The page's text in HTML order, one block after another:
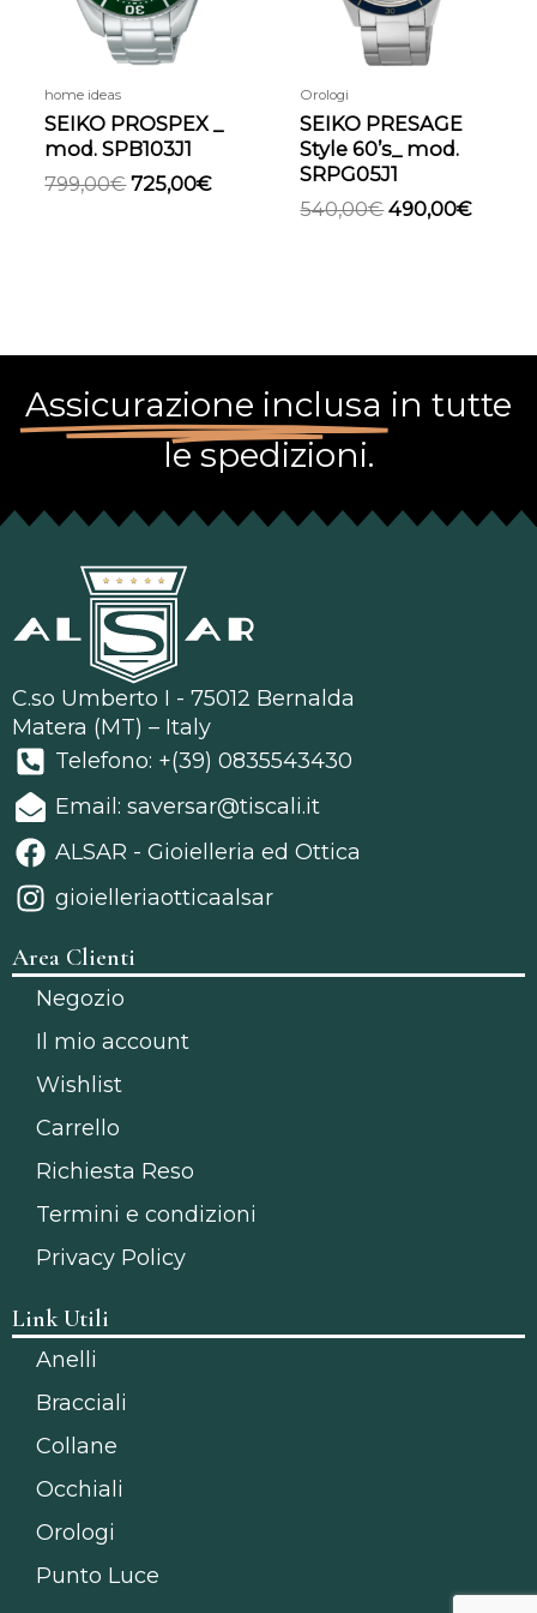
home ideas
SEIKO PROSPEX _
mod. SPB103J1
799,00€ 725,00€
Orologi
SEIKO PRESAGE
Style 60’s_ mod.
SRPG05J1
540,00€ 490,00€
Assicurazione inclusa in tutte
le spedizioni.
C.so Umberto I - 75012 Bernalda
Matera (MT) – Italy
Telefono: +(39) 0835543430
Email: saversar@tiscali.it
ALSAR - Gioielleria ed Ottica
gioielleriaotticaalsar
Area Clienti
Negozio
Il mio account
Wishlist
Carrello
Richiesta Reso
Termini e condizioni
Privacy Policy
Link Utili
Anelli
Bracciali
Collane
Occhiali
Orologi
Punto Luce